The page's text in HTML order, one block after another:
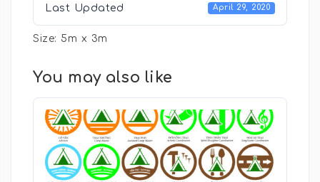
Last Updated April 29, 2020
Size: 5m x 3m
You may also like